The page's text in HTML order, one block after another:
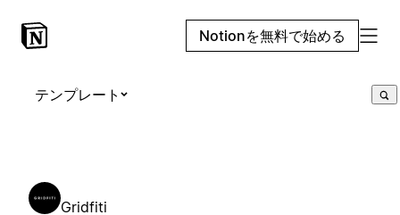
Notionを無料で始める
テンプレート
Gridfiti